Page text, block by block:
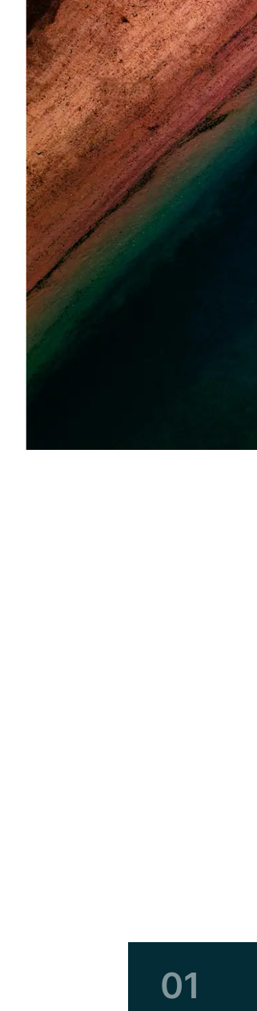
01